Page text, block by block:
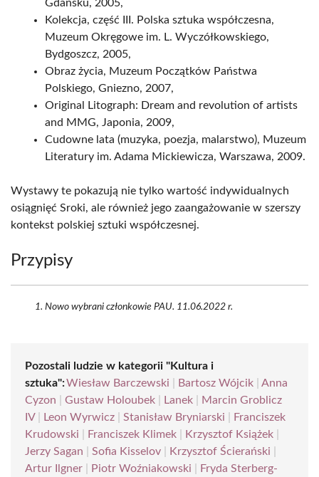
Gdańsku, 2005,
Kolekcja, część III. Polska sztuka współczesna,
Muzeum Okręgowe im. L. Wyczółkowskiego,
Bydgoszcz, 2005,
Obraz życia, Muzeum Początków Państwa
Polskiego, Gniezno, 2007,
Original Litograph: Dream and revolution of artists
and MMG, Japonia, 2009,
Cudowne lata (muzyka, poezja, malarstwo), Muzeum
Literatury im. Adama Mickiewicza, Warszawa, 2009.
Wystawy te pokazują nie tylko wartość indywidualnych
osiągnięć Sroki, ale również jego zaangażowanie w szerszy
kontekst polskiej sztuki współczesnej.
Przypisy
Nowo wybrani członkowie PAU. 11.06.2022 r.
Pozostali ludzie w kategorii "Kultura i
sztuka":Wiesław Barczewski Bartosz Wójcik
Anna
Cyzon
Gustaw Holoubek Lanek
Marcin Groblicz
IV| Leon Wyrwicz Stanisław Bryniarski
Franciszek
Krudowski
Franciszek Klimek Krzysztof Książek
Jerzy Sagan
Sofia Kisselov Krzysztof Ścierański
Artur Ilgner
Piotr Woźniakowski
Fryda Sterberg-